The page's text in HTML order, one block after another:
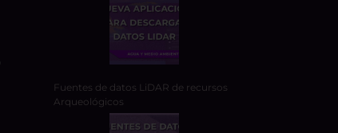
Fuentes de datos LiDAR de recursos
Arqueológicos